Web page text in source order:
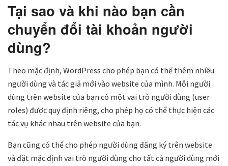
Tại sao và khi nào bạn cần
chuyển đổi tài khoản người
dùng?
Theo mặc định, WordPress cho phép bạn có thể thêm nhiều
người dùng và tác giả mới vào website của mình. Mỗi người
dùng trên website của bạn có một vai trò người dùng (user
roles) được quy định riêng, cho phép họ có thể thực hiện các
tác vụ khác nhau trên website của bạn.
Bạn cũng có thể cho phép người dùng đăng ký trên website
và đặt mặc định vai trò người dùng cho tất cả người dùng mới